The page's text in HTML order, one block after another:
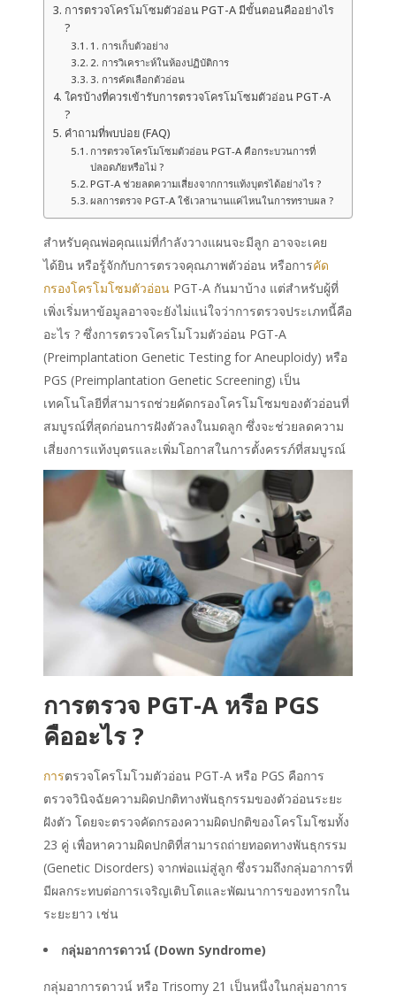
การตรวจโครโมโซมตัวอ่อน PGT-A มีขั้นตอนคืออย่างไร
?
1. การเก็บตัวอย่าง
2. การวิเคราะห์ในห้องปฏิบัติการ
3. การคัดเลือกตัวอ่อน
ใครบ้างที่ควรเข้ารับการตรวจโครโมโซมตัวอ่อน PGT-A
?
คำถามที่พบบ่อย (FAQ)
การตรวจโครโมโซมตัวอ่อน PGT-A คือกระบวนการที่
ปลอดภัยหรือไม่ ?
PGT-A ช่วยลดความเสี่ยงจากการแท้งบุตรได้อย่างไร ?
ผลการตรวจ PGT-A ใช้เวลานานแค่ไหนในการทราบผล ?
สำหรับคุณพ่อคุณแม่ที่กำลังวางแผนจะมีลูก อาจจะเคย
ได้ยิน หรือรู้จักกับการตรวจคุณภาพตัวอ่อน หรือการคัด
กรองโครโมโซมตัวอ่อน PGT-A กันมาบ้าง แต่สำหรับผู้ที่
เพิ่งเริ่มหาข้อมูลอาจจะยังไม่แน่ใจว่าการตรวจประเภทนี้คือ
อะไร ? ซึ่งการตรวจโครโมโวมตัวอ่อน PGT-A
(Preimplantation Genetic Testing for Aneuploidy) หรือ
PGS (Preimplantation Genetic Screening) เป็น
เทคโนโลยีที่สามารถช่วยคัดกรองโครโมโซมของตัวอ่อนที่
สมบูรณ์ที่สุดก่อนการฝังตัวลงในมดลูก ซึ่งจะช่วยลดความ
เสี่ยงการแท้งบุตรและเพิ่มโอกาสในการตั้งครรภ์ที่สมบูรณ์
การตรวจ PGT-A หรือ PGS
คืออะไร ?
การตรวจโครโมโวมตัวอ่อน PGT-A หรือ PGS คือการ
ตรวจวินิจฉัยความผิดปกติทางพันธุกรรมของตัวอ่อนระยะ
ฝังตัว โดยจะตรวจคัดกรองความผิดปกติของโครโมโซมทั้ง
23 คู่ เพื่อหาความผิดปกติที่สามารถถ่ายทอดทางพันธุกรรม
(Genetic Disorders) จากพ่อแม่สู่ลูก ซึ่งรวมถึงกลุ่มอาการที่
มีผลกระทบต่อการเจริญเติบโตและพัฒนาการของทารกใน
ระยะยาว เช่น
กลุ่มอาการดาวน์ (Down Syndrome)
กลุ่มอาการดาวน์ หรือ Trisomy 21 เป็นหนึ่งในกลุ่มอาการ